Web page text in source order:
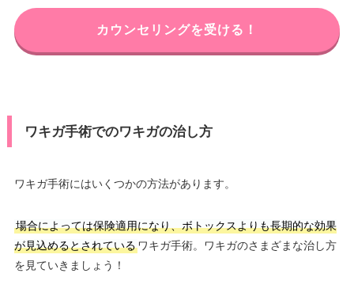
カウンセリングを受ける！
ワキガ手術でのワキガの治し方
ワキガ手術にはいくつかの方法があります。
場合によっては保険適用になり、ボトックスよりも長期的な効果
が見込めるとされているワキガ手術。ワキガのさまざまな治し方
を見ていきましょう！